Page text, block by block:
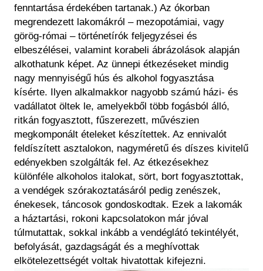
fenntartása érdekében tartanak.) Az ókorban
megrendezett lakomákról – mezopotámiai, vagy
görög-római – történetírók feljegyzései és
elbeszélései, valamint korabeli ábrázolások alapján
alkothatunk képet. Az ünnepi étkezéseket mindig
nagy mennyiségű hús és alkohol fogyasztása
kísérte. Ilyen alkalmakkor nagyobb számú házi- és
vadállatot öltek le, amelyekből több fogásból álló,
ritkán fogyasztott, fűszerezett, művészien
megkomponált ételeket készítettek. Az ennivalót
feldíszített asztalokon, nagyméretű és díszes kivitelű
edényekben szolgálták fel. Az étkezésekhez
különféle alkoholos italokat, sört, bort fogyasztottak,
a vendégek szórakoztatásáról pedig zenészek,
énekesek, táncosok gondoskodtak. Ezek a lakomák
a háztartási, rokoni kapcsolatokon már jóval
túlmutattak, sokkal inkább a vendéglátó tekintélyét,
befolyását, gazdagságát és a meghívottak
elkötelezettségét voltak hivatottak kifejezni.